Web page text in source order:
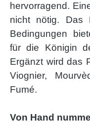
hervorragend.
nicht nötig. Das
Bedingungen
für die Königin
Ergänzt wird das
Viognier,
Fumé.
Von Hand